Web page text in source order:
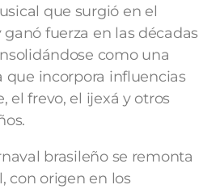
que surgió en el
fuerza en las décadas
como una
que incorpora influencias
el frevo, el ijexá y otros
brasileño se remonta
con origen en los